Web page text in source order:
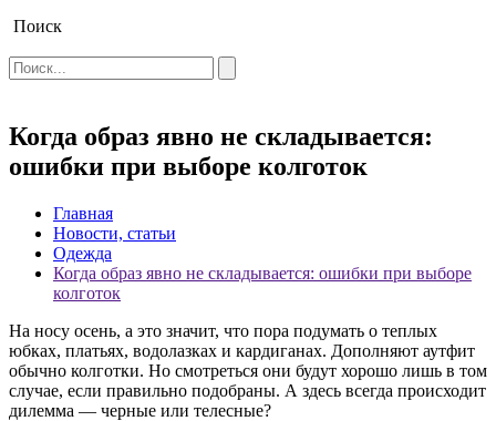
Поиск
Когда образ явно не складывается:
ошибки при выборе колготок
Главная
Новости, статьи
Одежда
Когда образ явно не складывается: ошибки при выборе
колготок
На носу осень, а это значит, что пора подумать о теплых
юбках, платьях, водолазках и кардиганах. Дополняют аутфит
обычно колготки. Но смотреться они будут хорошо лишь в том
случае, если правильно подобраны. А здесь всегда происходит
дилемма — черные или телесные?